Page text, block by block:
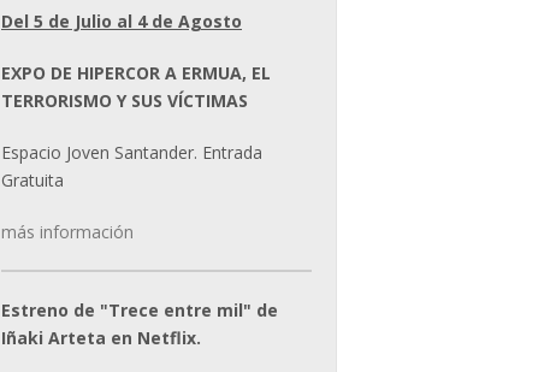
Del 5 de Julio al 4 de Agosto
EXPO DE HIPERCOR A ERMUA, EL
TERRORISMO Y SUS VÍCTIMAS
Espacio Joven Santander. Entrada
Gratuita
más información
Estreno de "Trece entre mil" de
Iñaki Arteta en Netflix.